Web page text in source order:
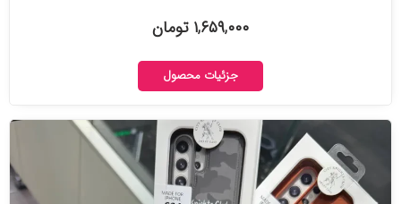
۱,۶۵۹,۰۰۰ تومان
جزئیات محصول